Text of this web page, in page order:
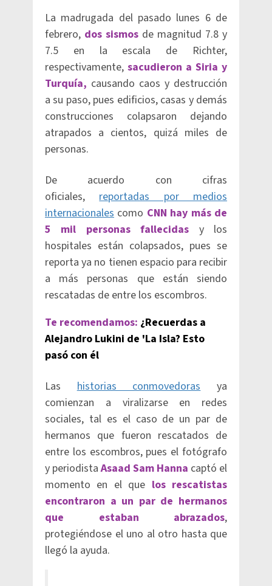
La madrugada del pasado lunes 6 de
febrero, dos sismos de magnitud 7.8 y
7.5 en la escala de Richter,
respectivamente, sacudieron a Siria y
Turquía, causando caos y destrucción
a su paso, pues edificios, casas y demás
construcciones colapsaron dejando
atrapados a cientos, quizá miles de
personas.
De acuerdo con cifras
oficiales,reportadas por medios
internacionales como CNN hay más de
5 mil personas fallecidas y los
hospitales están colapsados, pues se
reporta ya no tienen espacio para recibir
a más personas que están siendo
rescatadas de entre los escombros.
Te recomendamos: ¿Recuerdas a
Alejandro Lukini de 'La Isla? Esto
pasó con él
Lashistorias conmovedorasya
comienzan a viralizarse en redes
sociales, tal es el caso de un par de
hermanos que fueron rescatados de
entre los escombros, pues el fotógrafo
y periodistaAsaad Sam Hanna captó el
momento en el que los rescatistas
encontraron a un par de hermanos
que estaban abrazados,
protegiéndose el uno al otro hasta que
llegó la ayuda.